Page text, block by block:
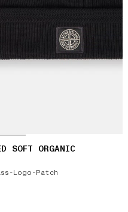
SOFT ORGANIC
Logo-Patch